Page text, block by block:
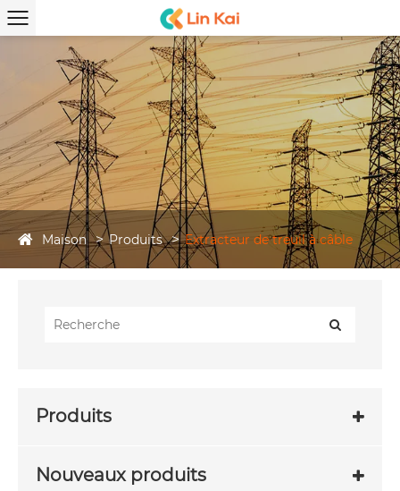
Maison Produits Extracteur de treuil à câble
Produits
Nouveaux produits